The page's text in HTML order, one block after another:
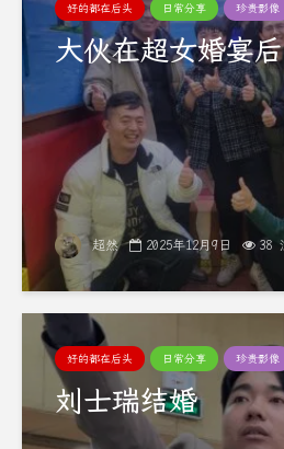
好的都在后头 日常分享 珍贵影像
大伙在超女婚宴
超然 2025年12月9日 38
好的都在后头 日常分享 珍贵影像
刘士瑞结婚